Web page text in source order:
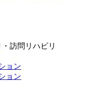
訪問リハビリ
ョン
ョン